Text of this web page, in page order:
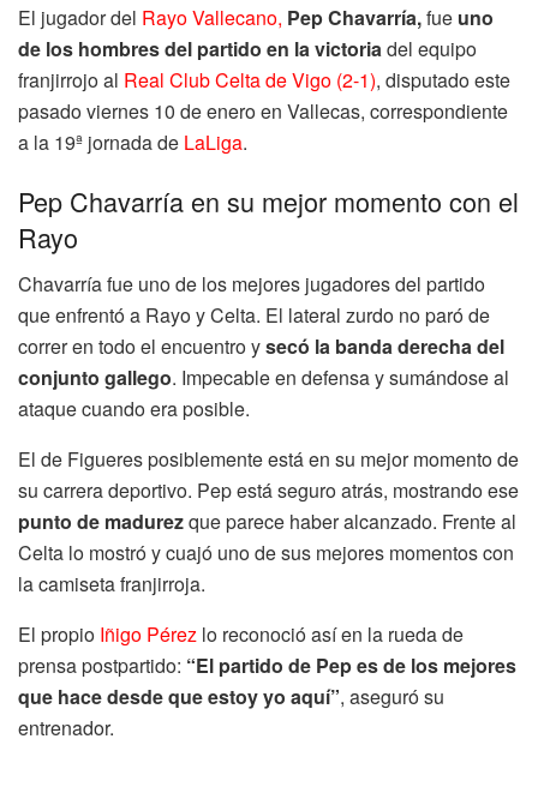
El jugador del Rayo Vallecano, Pep Chavarría,fue uno
de los hombres del partido en la victoriadel equipo
franjirrojo al Real Club Celta de Vigo (2-1), disputado este
pasado viernes 10 de enero en Vallecas, correspondiente
a la 19ª jornada de LaLiga.
Pep Chavarría en su mejor momento con el
Rayo
Chavarría fue uno de los mejores jugadores del partido
que enfrentó a Rayo y Celta. El lateral zurdo no paró de
correr en todo el encuentro ysecó la banda derecha del
conjunto gallego. Impecable en defensa y sumándose al
ataque cuando era posible.
El de Figueres posiblemente está en su mejor momento de
su carrera deportivo. Pep está seguro atrás, mostrando ese
punto de madurezque parece haber alcanzado. Frente al
Celta lo mostró y cuajó uno de sus mejores momentos con
la camiseta franjirroja.
El propio Iñigo Pérez lo reconoció así en la rueda de
prensa postpartido: “El partido de Pep es de los mejores
que hace desde que estoy yo aquí”, aseguró su
entrenador.